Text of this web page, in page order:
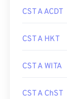
CST A ACDT
CST A HKT
CST A WITA
CST A ChST